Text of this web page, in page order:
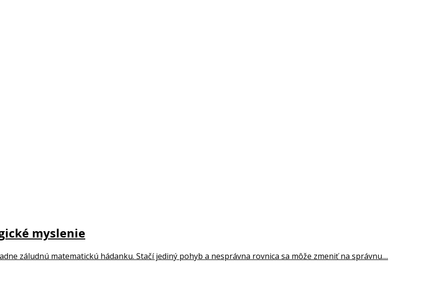
myslenie
záludnú matematickú hádanku. Stačí jediný pohyb a nesprávna rovnica sa môže zmeniť na správnu....